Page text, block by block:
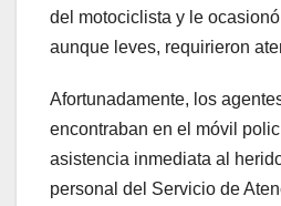
del motociclista y le
aunque leves, requirieron
Afortunadamente, los
encontraban en el móvil
asistencia inmediata al
personal del Servicio de